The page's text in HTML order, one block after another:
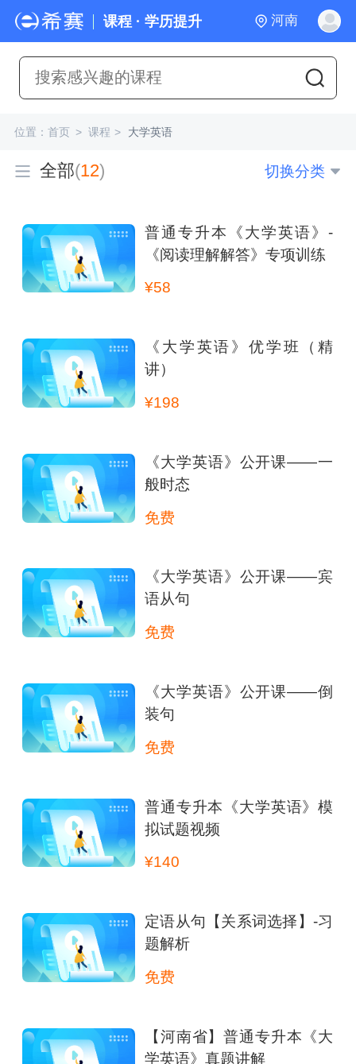
课程 · 学历提升 河南
位置： 首页 > 课程 > 大学英语
全部(12) 切换分类
普通专升本《大学英语》-
《阅读理解解答》专项训练
¥58
《大学英语》优学班（精
讲）
¥198
《大学英语》公开课——一
般时态
免费
《大学英语》公开课——宾
语从句
免费
《大学英语》公开课——倒
装句
免费
普通专升本《大学英语》模
拟试题视频
¥140
定语从句【关系词选择】-习
题解析
免费
【河南省】普通专升本《大
学英语》真题讲解